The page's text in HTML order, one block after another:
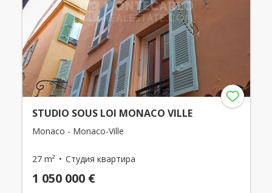
STUDIO SOUS LOI MONACO VILLE
Monaco - Monaco-Ville
27 m² Студия квартира
1 050 000 €